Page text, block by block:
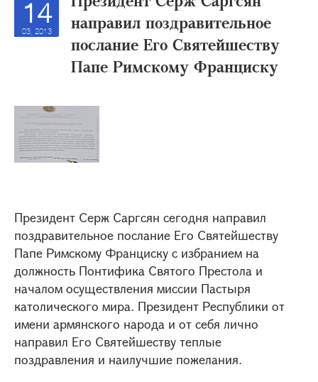
14
03, 2013
направил поздравительное
послание Его Святейшеству
Папе Римскому Франциску
Президент Серж Саргсян сегодня направил
поздравительное послание Его Святейшеству
Папе Римскому Франциску с избранием на
должность Понтифика Святого Престола и
началом осуществления миссии Пастыря
католического мира. Президент Республики от
имени армянского народа и от себя лично
направил Его Святейшеству теплые
поздравления и наилучшие пожелания.